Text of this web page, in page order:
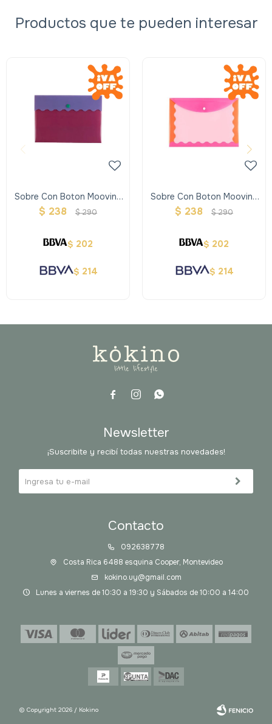
Productos que te pueden interesar
Sobre Con Boton Mooving
A5 Color Mix
$ 238 $290
$ 202
$ 214
Sobre Con Boton Mooving
A4 Color Mix
$ 238 $290
$ 202
$ 214
  
Contacto
092638778
Costa Rica 6488 esquina Cooper, Montevideo
kokino.uy@gmail.com
Lunes a viernes de 10:30 a 19:30 y Sábados de 10:00 a 14:00
Newsletter
¡Suscribite y recibí todas nuestras novedades!
© Copyright 2026 / Kokino